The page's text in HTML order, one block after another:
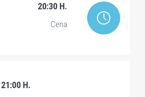
20:30 H.
Cena
21:00 H.